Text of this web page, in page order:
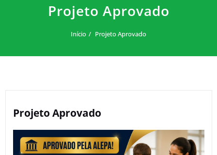
Projeto Aprovado
Início Projeto Aprovado
Projeto Aprovado